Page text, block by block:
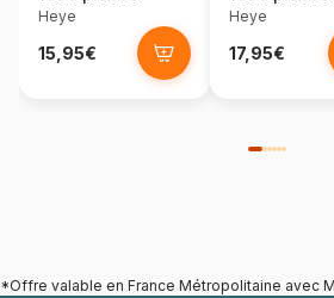
Heye
15,95€
Heye
17,95€
*Offre valable en France Métropolitaine avec